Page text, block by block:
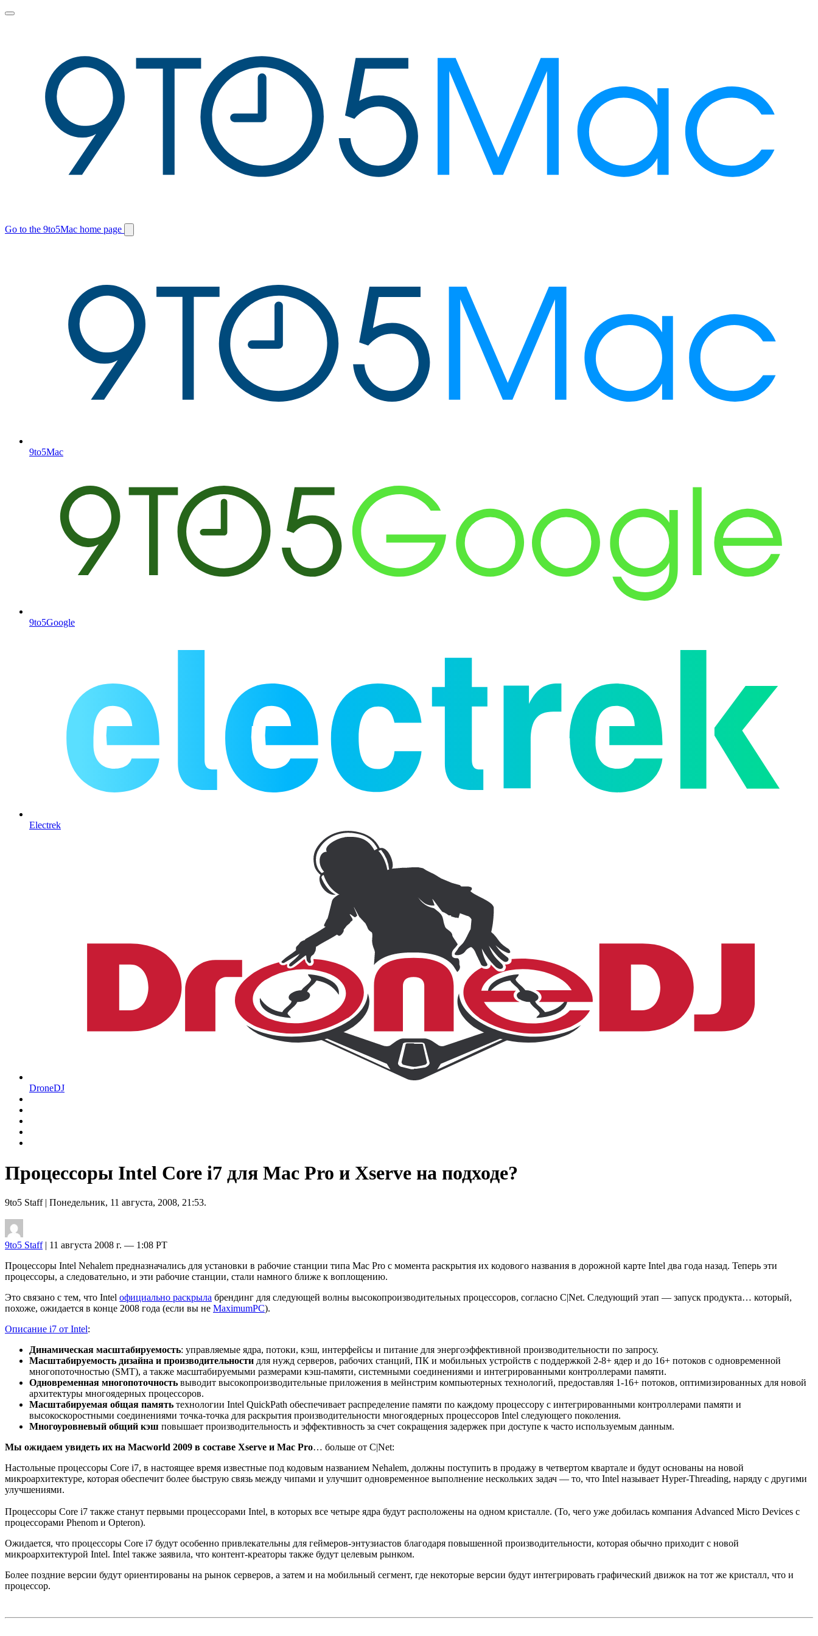
Toggle
Go to the 9to5Mac home page
Switch
9to5Mac
9to5Google
Electrek
DroneDJ
Процессоры Intel Core i7 для Mac Pro и Xserve на подходе?
9to5 Staff| Понедельник, 11 августа, 2008, 21:53.
9to5 Staff| 11 августа 2008 г. — 1:08 PT
Процессоры Intel Nehalem предназначались для установки в рабочие станции типа Mac Pro с момента раскрытия их кодового названия в дорожной карте Intel два года назад. Теперь эти
процессоры, а следовательно, и эти рабочие станции, стали намного ближе к воплощению.
Это связано с тем, что Intel официально раскрыла брендинг для следующей волны высокопроизводительных процессоров, согласно C|Net. Следующий этап — запуск продукта… который,
похоже, ожидается в конце 2008 года (если вы не MaximumPC).
Описание i7 от Intel:
Динамическая масштабируемость: управляемые ядра, потоки, кэш, интерфейсы и питание для энергоэффективной производительности по запросу.
Масштабируемость дизайна и производительности для нужд серверов, рабочих станций, ПК и мобильных устройств с поддержкой 2-8+ ядер и до 16+ потоков с одновременной
многопоточностью (SMT), а также масштабируемыми размерами кэш-памяти, системными соединениями и интегрированными контроллерами памяти.
Одновременная многопоточность выводит высокопроизводительные приложения в мейнстрим компьютерных технологий, предоставляя 1-16+ потоков, оптимизированных для новой
архитектуры многоядерных процессоров.
Масштабируемая общая память технологии Intel QuickPath обеспечивает распределение памяти по каждому процессору с интегрированными контроллерами памяти и
высокоскоростными соединениями точка-точка для раскрытия производительности многоядерных процессоров Intel следующего поколения.
Многоуровневый общий кэш повышает производительность и эффективность за счет сокращения задержек при доступе к часто используемым данным.
Мы ожидаем увидеть их на Macworld 2009 в составе Xserve и Mac Pro… больше от C|Net:
Настольные процессоры Core i7, в настоящее время известные под кодовым названием Nehalem, должны поступить в продажу в четвертом квартале и будут основаны на новой
микроархитектуре, которая обеспечит более быструю связь между чипами и улучшит одновременное выполнение нескольких задач — то, что Intel называет Hyper-Threading, наряду с другими
улучшениями.
Процессоры Core i7 также станут первыми процессорами Intel, в которых все четыре ядра будут расположены на одном кристалле. (То, чего уже добилась компания Advanced Micro Devices с
процессорами Phenom и Opteron).
Ожидается, что процессоры Core i7 будут особенно привлекательны для геймеров-энтузиастов благодаря повышенной производительности, которая обычно приходит с новой
микроархитектурой Intel. Intel также заявила, что контент-креаторы также будут целевым рынком.
Более поздние версии будут ориентированы на рынок серверов, а затем и на мобильный сегмент, где некоторые версии будут интегрировать графический движок на тот же кристалл, что и
процессор.